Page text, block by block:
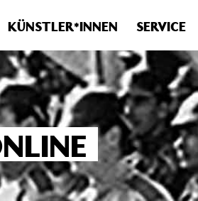
stattdessen get_permalink(). in
KÜNSTLER*INNEN SERVICE